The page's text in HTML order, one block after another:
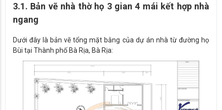
3.1. Bản vẽ nhà thờ họ 3 gian 4 mái kết hợp nhà
ngang
Dưới đây là bản vẽ tổng mặt bằng của dự án nhà từ đường họ
Bùi tại Thành phố Bà Rịa, Bà Rịa: